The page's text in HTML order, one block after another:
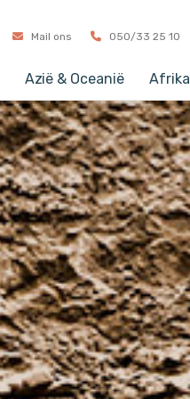
Mail ons 050/33 25 10
Azië & Oceanië Afrika